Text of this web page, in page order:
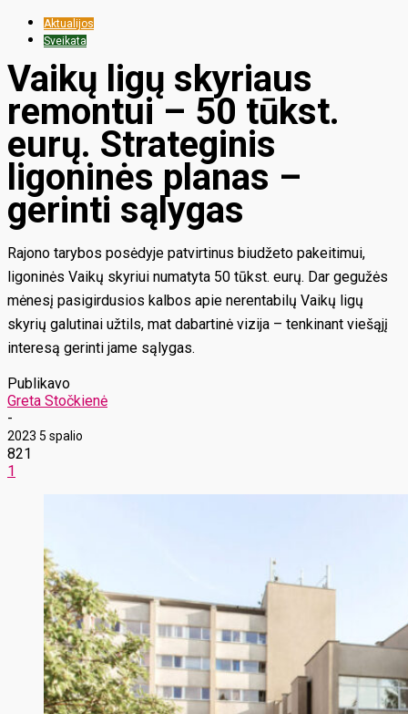
Aktualijos
Sveikata
Vaikų ligų skyriaus
remontui – 50 tūkst.
eurų. Strateginis
ligoninės planas –
gerinti sąlygas
Rajono tarybos posėdyje patvirtinus biudžeto pakeitimui,
ligoninės Vaikų skyriui numatyta 50 tūkst. eurų. Dar gegužės
mėnesį pasigirdusios kalbos apie nerentabilų Vaikų ligų
skyrių galutinai užtils, mat dabartinė vizija – tenkinant viešąjį
interesą gerinti jame sąlygas.
Publikavo
Greta Stočkienė
-
2023 5 spalio
821
1